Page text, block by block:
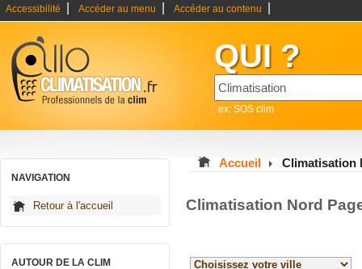
Accessibilité Accéder au menu Accéder au contenu
QUI ?
ex: SOS clim
NAVIGATION
Retour à l'accueil
AUTOUR DE LA CLIM
Accueil Climatisation
Climatisation Nord